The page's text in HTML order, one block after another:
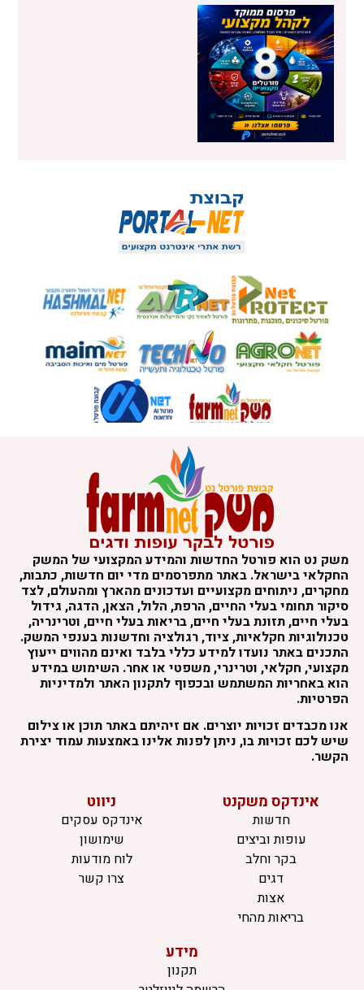
משק נט הוא פורטל החדשות והמידע המקצועי של המשק
החקלאי בישראל. באתר מתפרסמים מדי יום חדשות, כתבות,
מחקרים, ניתוחים מקצועיים ועדכונים מהארץ ומהעולם, לצד
סיקור תחומי בעלי החיים, הרפת, הלול, הצאן, הדגה, גידול
בעלי חיים, תזונת בעלי חיים, בריאות בעלי חיים, וטרינריה,
טכנולוגיות חקלאיות, ציוד, רגולציה וחדשנות בענפי המשק.
התכנים באתר נועדו למידע כללי בלבד ואינם מהווים ייעוץ
מקצועי, חקלאי, וטרינרי, משפטי או אחר. השימוש במידע
הוא באחריות המשתמש ובכפוף לתקנון האתר ולמדיניות
הפרטיות.
אנו מכבדים זכויות יוצרים. אם זיהיתם באתר תוכן או צילום
שיש לכם זכויות בו, ניתן לפנות אלינו באמצעות עמוד יצירת
הקשר.
אינדקס משקנט
חדשות
עופות וביצים
בקר וחלב
דגים
אצות
בריאות מהחי
ניווט
אינדקס עסקים
שימושון
לוח מודעות
צרו קשר
מידע
תקנון